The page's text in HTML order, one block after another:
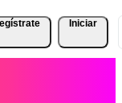
Iniciar